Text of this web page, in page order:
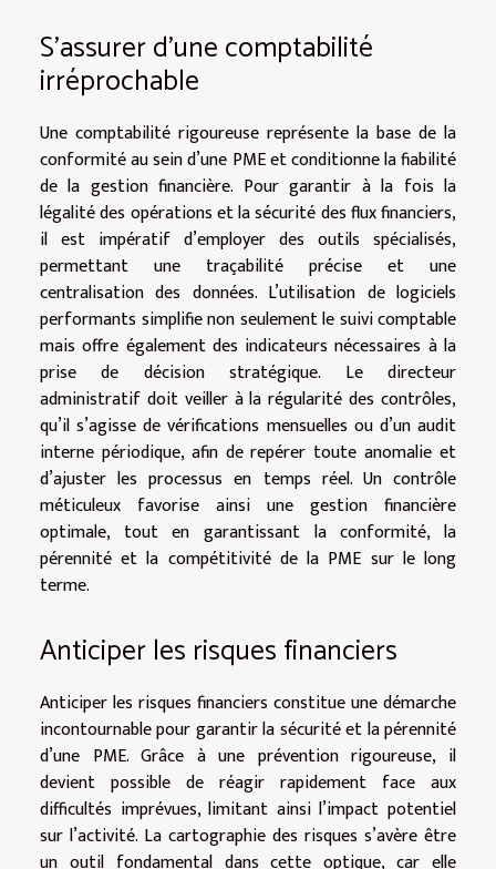
S’assurer d’une comptabilité
irréprochable
Une comptabilité rigoureuse représente la base de la
conformité au sein d’une PME et conditionne la fiabilité
de la gestion financière. Pour garantir à la fois la
légalité des opérations et la sécurité des flux financiers,
il est impératif d’employer des outils spécialisés,
permettant une traçabilité précise et une
centralisation des données. L’utilisation de logiciels
performants simplifie non seulement le suivi comptable
mais offre également des indicateurs nécessaires à la
prise de décision stratégique. Le directeur
administratif doit veiller à la régularité des contrôles,
qu’il s’agisse de vérifications mensuelles ou d’un audit
interne périodique, afin de repérer toute anomalie et
d’ajuster les processus en temps réel. Un contrôle
méticuleux favorise ainsi une gestion financière
optimale, tout en garantissant la conformité, la
pérennité et la compétitivité de la PME sur le long
terme.
Anticiper les risques financiers
Anticiper les risques financiers constitue une démarche
incontournable pour garantir la sécurité et la pérennité
d’une PME. Grâce à une prévention rigoureuse, il
devient possible de réagir rapidement face aux
difficultés imprévues, limitant ainsi l’impact potentiel
sur l’activité. La cartographie des risques s’avère être
un outil fondamental dans cette optique, car elle